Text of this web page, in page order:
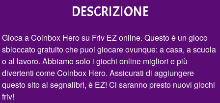
DESCRIZIONE
Gioca a Coinbox Hero su Friv EZ online. Questo è un gioco
sbloccato gratuito che puoi giocare ovunque: a casa, a scuola
o al lavoro. Abbiamo solo i giochi online migliori e più
divertenti come Coinbox Hero. Assicurati di aggiungere
questo sito ai segnalibri, è EZ! Ci saranno presto nuovi giochi
friv!